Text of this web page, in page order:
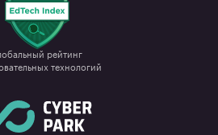
рейтинг
технологий